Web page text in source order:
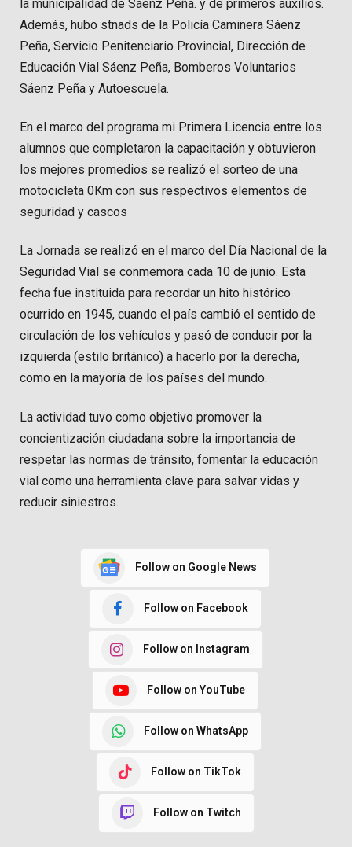
la municipalidad de Sáenz Peña. y de primeros auxilios.
Además, hubo stnads de la Policía Caminera Sáenz
Peña, Servicio Penitenciario Provincial, Dirección de
Educación Vial Sáenz Peña, Bomberos Voluntarios
Sáenz Peña y Autoescuela.
En el marco del programa mi Primera Licencia entre los
alumnos que completaron la capacitación y obtuvieron
los mejores promedios se realizó el sorteo de una
motocicleta 0Km con sus respectivos elementos de
seguridad y cascos
La Jornada se realizó en el marco del Día Nacional de la
Seguridad Vial se conmemora cada 10 de junio. Esta
fecha fue instituida para recordar un hito histórico
ocurrido en 1945, cuando el país cambió el sentido de
circulación de los vehículos y pasó de conducir por la
izquierda (estilo británico) a hacerlo por la derecha,
como en la mayoría de los países del mundo.
La actividad tuvo como objetivo promover la
concientización ciudadana sobre la importancia de
respetar las normas de tránsito, fomentar la educación
vial como una herramienta clave para salvar vidas y
reducir siniestros.
Follow on Google News
Follow on Facebook
Follow on Instagram
Follow on YouTube
Follow on WhatsApp
Follow on TikTok
Follow on Twitch